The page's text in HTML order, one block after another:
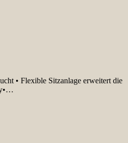
• Flexible Sitzanlage erweitert die